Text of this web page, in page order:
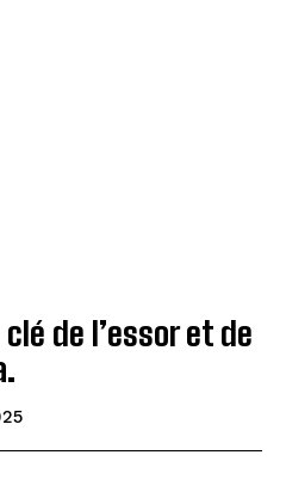
de l’essor et de